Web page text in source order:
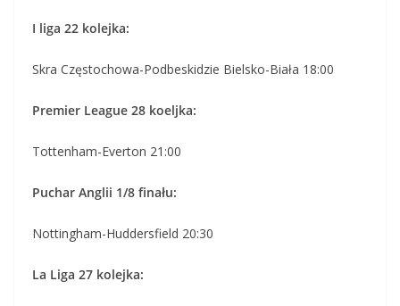
I liga 22 kolejka:
Skra Częstochowa-Podbeskidzie Bielsko-Biała 18:00
Premier League 28 koeljka:
Tottenham-Everton 21:00
Puchar Anglii 1/8 finału:
Nottingham-Huddersfield 20:30
La Liga 27 kolejka: